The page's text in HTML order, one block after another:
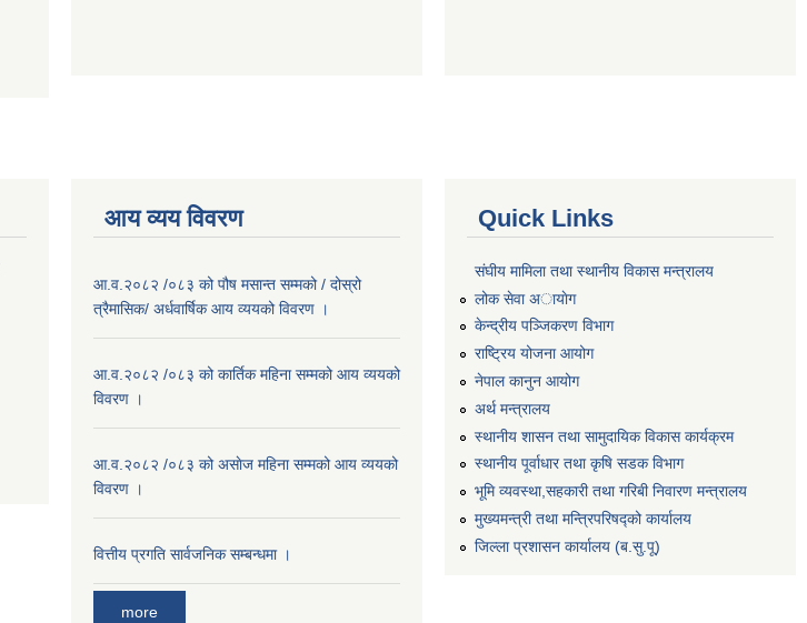
आय व्यय विवरण
आ.व.२०८२ /०८३ को पौष मसान्त सम्मको / दोस्रो
त्रैमासिक/ अर्धवार्षिक आय व्ययको विवरण ।
आ.व.२०८२ /०८३ को कार्तिक महिना सम्मको आय व्ययको
विवरण ।
आ.व.२०८२ /०८३ को असाेज महिना सम्मको आय व्ययको
विवरण ।
वित्तीय प्रगति सार्वजनिक सम्बन्धमा ।
more
Quick Links
संघीय मामिला तथा स्थानीय विकास मन्त्रालय
लोक सेवा अायाेग
केन्द्रीय पञ्जिकरण विभाग
राष्ट्रिय योजना आयोग
नेपाल कानुन आयोग
अर्थ मन्त्रालय
स्थानीय शासन तथा सामुदायिक विकास कार्यक्रम
स्थानीय पूर्वाधार तथा कृषि सडक विभाग
भूमि व्यवस्था,सहकारी तथा गरिबी निवारण मन्त्रालय
मुख्यमन्त्री तथा मन्त्रिपरिषद्को कार्यालय
जिल्ला प्रशासन कार्यालय (ब.सु.पू)